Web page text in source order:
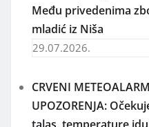
Među privedenima
mladić iz Niša
29.07.2026.
CRVENI
UPOZORENJA: